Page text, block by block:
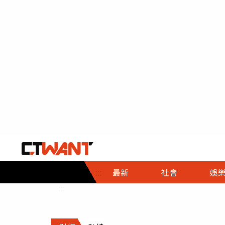
::: 最新 社會
社會首頁
時事
調查
娛樂
娛樂首頁
即時
財經首頁
熱線
政